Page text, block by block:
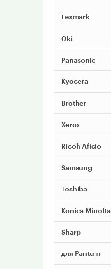
Lexmark
Oki
Panasonic
Kyocera
Brother
Xerox
Ricoh Aficio
Samsung
Toshiba
Konica Minolta
Sharp
для Pantum